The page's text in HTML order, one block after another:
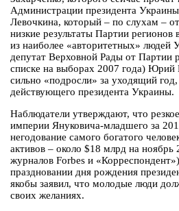
Администрации президента
Левочкина, который – по слухам –
низкие результаты Партии
из наиболее «авторитетных» людей
депутат Верховной Рады от Партии
списке на выборах 2007 года)
сильно «подросли» за уходящий
действующего президента Украины.
Наблюдатели утверждают, что
империи Януковича-младшего за
негодование самого богатого
активов – около $18 млрд на ноябрь
журналов Forbes и
праздновании дня рождения
якобы заявил, что молодые люди
своих желаниях.